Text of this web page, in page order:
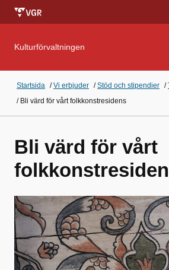
Kulturförvaltningen
Startsida /Vi erbjuder /Stöd och stipendier /
/ Bli värd för vårt folkkonstresidens
Bli värd för vårt